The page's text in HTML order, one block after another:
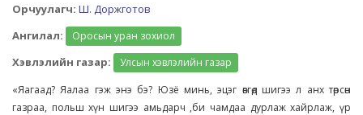
Орчуулагч: Ш. Доржготов
Ангилал:
Оросын уран зохиол
Хэвлэлийн газар:
Улсын хэвлэлийн газар
«Яагаад? Яалаа гэж энэ бэ? Юзё минь, эцэг өвгөд шигээ л анх төрсөн
газраа, польш хүн шигээ амьдарч ,би чамдаа дурлаж хайрлаж, үр